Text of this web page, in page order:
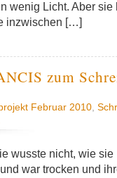
wenig Licht. Aber
inzwischen […]
zum
Februar 2010
wusste nicht, wie sie
war trocken und